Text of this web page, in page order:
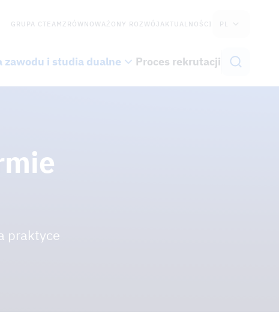
zawodu i studia dualne Proces rekrutacji
GRUPA CTEAM ZRÓWNOWAŻONY ROZWÓJ AKTUALNOŚCI PL
praktyce